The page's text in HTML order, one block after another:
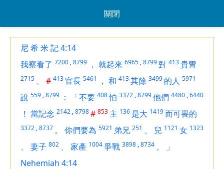
關閉
尼 希 米 記 4:14
我察看了 7200 ,8799 ， 就起來 6965 ,8799對 413貴冑
2715 、 # 413官長 5461 ， 和 413其餘 3499 的人 5971
說 559 ,8799 ： 「不要 408怕 3372 ,8799他們 4480 ,6440
！ 當記念 2142 ,8798# 853 主 136 是大 1419而可畏的
3372 ,8737 。 你們要為 5921 弟兄 251 、 兒 1121 女 1323
、 妻子 802 、 家產 1004爭戰 3898 ,8734 。
」
Nehemiah 4:14